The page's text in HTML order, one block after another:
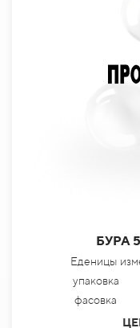
БУРА
Еденицы
упаковка
фасовка